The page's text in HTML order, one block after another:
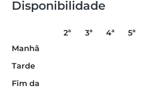
Disponibilidade
2ª 3ª 4ª 5ª
Manhã
Tarde
Fim da